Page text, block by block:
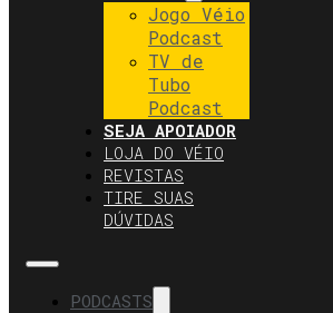
Jogo Véio
Podcast
TV de
Tubo
Podcast
SEJA APOIADOR
LOJA DO VÉIO
REVISTAS
TIRE SUAS
DÚVIDAS
PODCASTS